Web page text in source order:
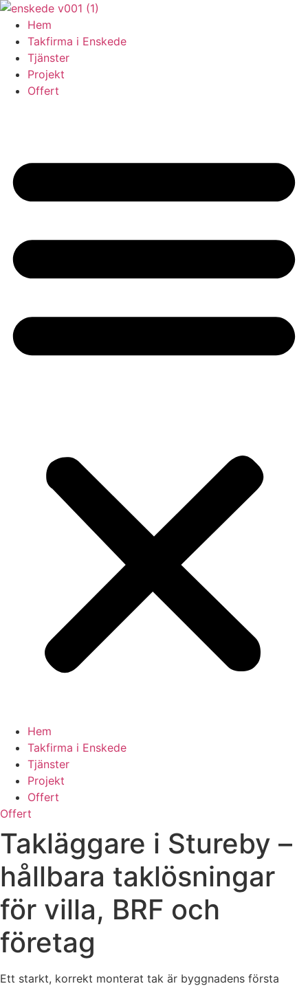
Skip
content
Hem
Takfirma i Enskede
Tjänster
Projekt
Offert
Hem
Takfirma i Enskede
Tjänster
Projekt
Offert
Offert
Takläggare i Stureby –
hållbara taklösningar
för villa, BRF och
företag
Ett starkt, korrekt monterat tak är byggnadens första